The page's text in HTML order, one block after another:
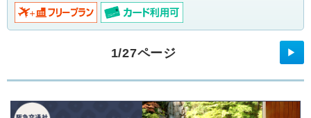
1/27ページ ▶